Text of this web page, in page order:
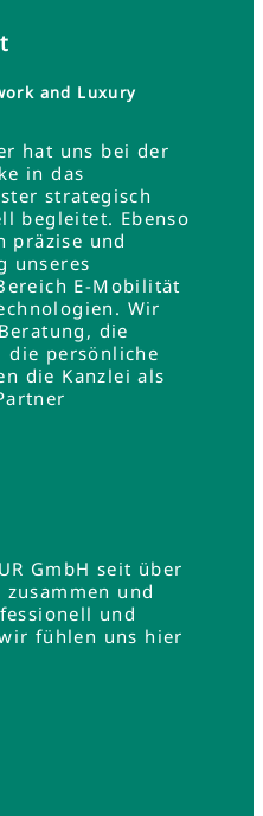
and Luxury
hat uns bei der
in das
strategisch
begleitet. Ebenso
präzise und
unseres
E-Mobilität
Wir
die
die persönliche
die Kanzlei als
GmbH seit über
und
und
fühlen uns hier